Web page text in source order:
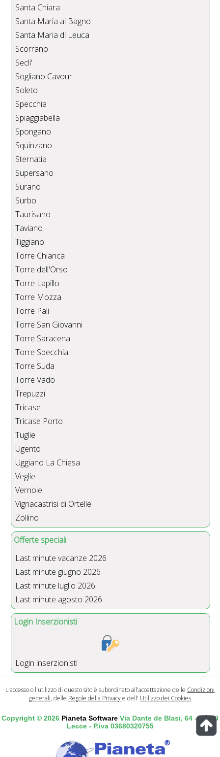
Santa Chiara
Santa Maria al Bagno
Santa Maria di Leuca
Scorrano
Secli'
Sogliano Cavour
Soleto
Specchia
Spiaggiabella
Spongano
Squinzano
Sternatia
Supersano
Surano
Surbo
Taurisano
Taviano
Tiggiano
Torre Chianca
Torre dell'Orso
Torre Lapillo
Torre Mozza
Torre Pali
Torre San Giovanni
Torre Saracena
Torre Specchia
Torre Suda
Torre Vado
Trepuzzi
Tricase
Tricase Porto
Tuglie
Ugento
Uggiano La Chiesa
Veglie
Vernole
Vignacastrisi di Ortelle
Zollino
Offerte speciali
Last minute vacanze 2026
Last minute giugno 2026
Last minute luglio 2026
Last minute agosto 2026
Login Inserzionisti
Login inserzionisti
L'accesso o l'utilizzo di questo sito è subordinato all'accettazione delle Condizioni
generali, delle Regole della Privacye dell' Utilizzo dei Cookies
Copyright © 2026 Pianeta Software Via Dante de Blasi, 64 - 73100
Lecce - P.iva 03680320755